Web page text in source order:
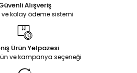
Alışveriş
ve kolay ödeme sistemi
Ürün Yelpazesi
ve kampanya seçeneği